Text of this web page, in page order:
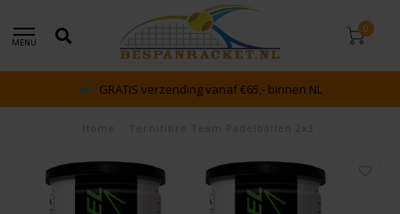
MENU
0
dé racket en bespan specialist van Lelystad en